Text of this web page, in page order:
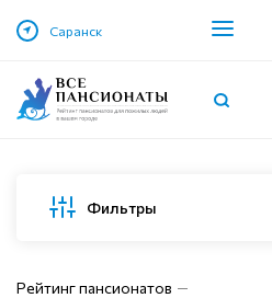
Саранск
Фильтры
Рейтинг пансионатов